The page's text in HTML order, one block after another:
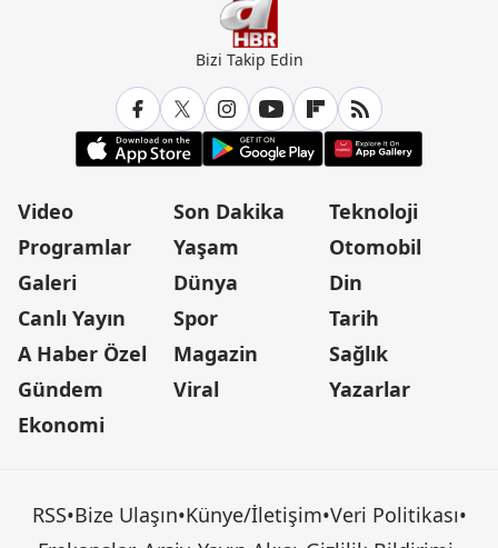
Bizi Takip Edin
Video
Programlar
Galeri
Canlı Yayın
A Haber Özel
Gündem
Ekonomi
Son Dakika
Yaşam
Dünya
Spor
Magazin
Viral
Teknoloji
Otomobil
Din
Tarih
Sağlık
Yazarlar
RSS•Bize Ulaşın•Künye/İletişim•Veri Politikası•